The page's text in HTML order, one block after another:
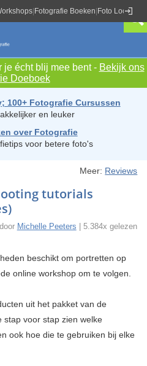
Fotografie Boeken Foto Locaties
je écht blij mee bent - Bekijk ons
Doeboek
100+ Fotografie Cursussen
en leuker
over Fotografie
voor betere foto's
Meer: Reviews
tutorials
Michelle Peeters | 5.384x gelezen
beschikt om portretten op
online workshop om te volgen.
uit het pakket van de
stap voor stap zien welke
ook hoe die te gebruiken bij elke